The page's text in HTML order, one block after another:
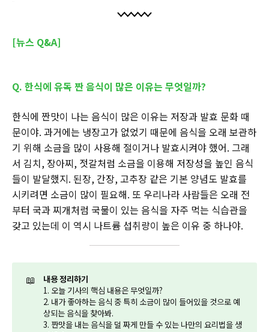
[뉴스 Q&A]
Q. 한식에 유독 짠 음식이 많은 이유는 무엇일까?
한식에 짠맛이 나는 음식이 많은 이유는 저장과 발효 문화 때
문이야. 과거에는 냉장고가 없었기 때문에 음식을 오래 보관하
기 위해 소금을 많이 사용해 절이거나 발효시켜야 했어. 그래
서 김치, 장아찌, 젓갈처럼 소금을 이용해 저장성을 높인 음식
들이 발달했지. 된장, 간장, 고추장 같은 기본 양념도 발효를
시키려면 소금이 많이 필요해. 또 우리나라 사람들은 오래 전
부터 국과 찌개처럼 국물이 있는 음식을 자주 먹는 식습관을
갖고 있는데 이 역시 나트륨 섭취량이 높은 이유 중 하나야.
📖
내용 정리하기
1. 오늘 기사의 핵심 내용은 무엇일까?
2. 내가 좋아하는 음식 중 특히 소금이 많이 들어있을 것으로 예
상되는 음식을 찾아봐.
3. 짠맛을 내는 음식을 덜 짜게 만들 수 있는 나만의 요리법을 생